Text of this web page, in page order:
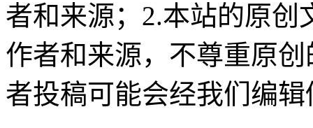
者和来源；2.本站的原
作者和来源，不尊重原
者投稿可能会经我们编